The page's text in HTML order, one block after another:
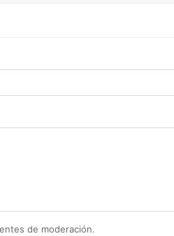
de moderación.